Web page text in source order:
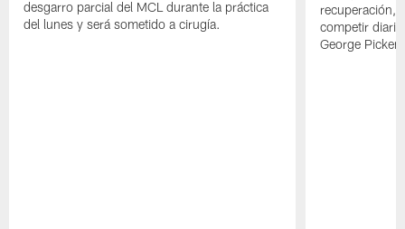
desgarro parcial del MCL durante la práctica
del lunes y será sometido a cirugía.
recuperación,
competir
George